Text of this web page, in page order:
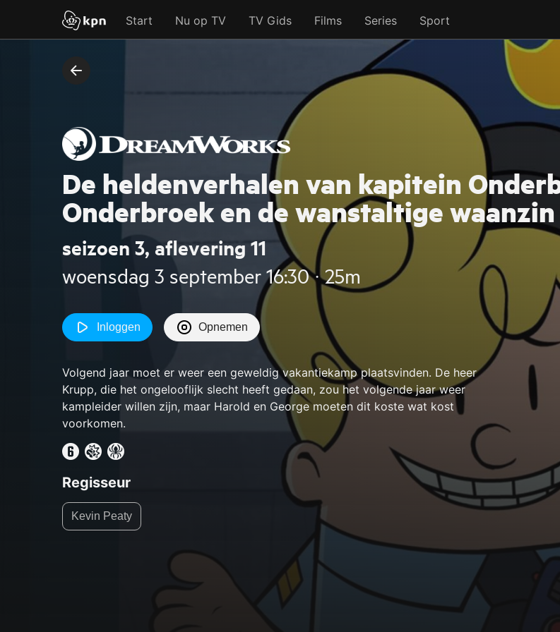
Start Nu op TV TV Gids Films Series Sport
De heldenverhalen van kapitein
Onderbroek en de wanstaltige
seizoen 3, aflevering 11
woensdag 3 september 16:30 ‧ 25m
Inloggen Opnemen
Volgend jaar moet er weer een geweldig vakantiekamp plaatsvinden. De heer
Krupp, die het ongelooflijk slecht heeft gedaan, zou het volgende jaar weer
kampleider willen zijn, maar Harold en George moeten dit koste wat kost
voorkomen.
Regisseur
Kevin Peaty